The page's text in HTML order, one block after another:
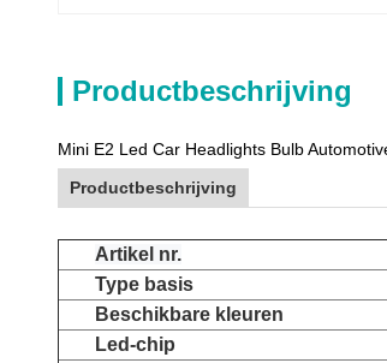
Productbeschrijving
Mini E2 Led Car Headlights Bulb
Productbeschrijving
Artikel nr.
Type basis
Beschikbare kleuren
Led-chip